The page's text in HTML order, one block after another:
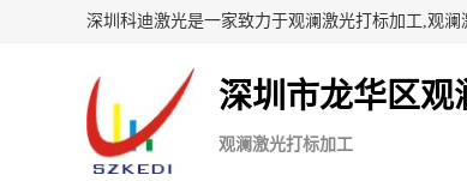
深圳科迪激光是一家致力于观澜激光打标加工,观
深圳市龙华区观
观澜激光打标加工